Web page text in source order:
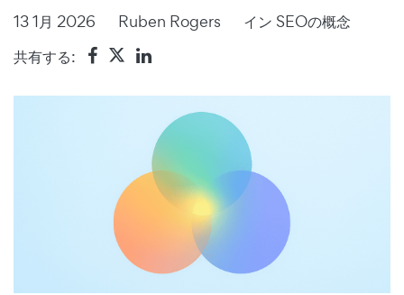
13 1月 2026 Ruben Rogers イン SEOの概念
共有する: